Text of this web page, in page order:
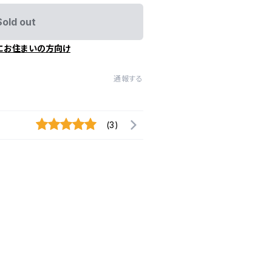
out
お住まいの方向け
通報する
(3)